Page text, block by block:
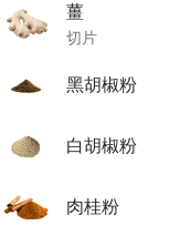
薑
切片
黑胡椒粉
白胡椒粉
肉桂粉